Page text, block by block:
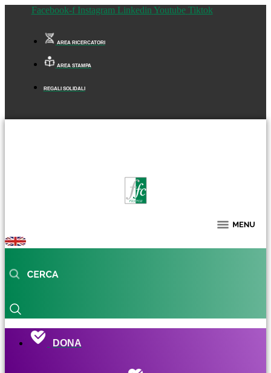
Facebook-f Instagram Linkedin Youtube Tiktok
AREA RICERCATORI
AREA STAMPA
REGALI SOLIDALI
DONA